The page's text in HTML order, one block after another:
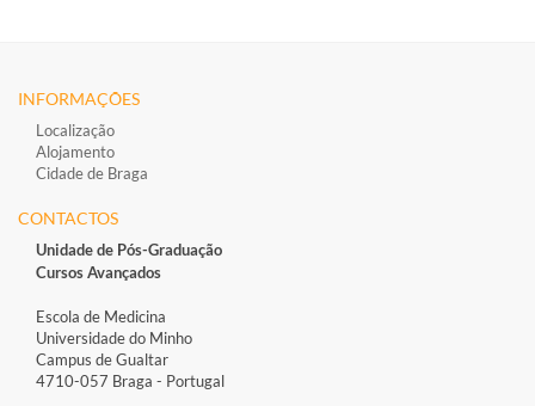
INFORMAÇÕES
Localização
Alojamento
Cidade de Braga
CONTACTOS
Unidade de Pós-Graduação
Cursos Avançados
Escola de Medicina
Universidade do Minho
Campus de Gualtar
4710-057 Braga - Portugal